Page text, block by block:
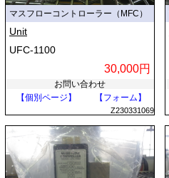
マスフローコントローラー（MFC）
Unit
UFC-1100
30,000円
お問い合わせ
【個別ページ】
【フォーム】
Z230331069